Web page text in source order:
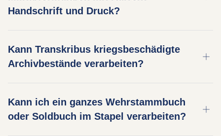
Handschrift und Druck?
vorgedruckten Formularfeldern und Kurrent-
Handschrift, die deutsche und österreichische
über 95 % Zeichengenauigkeit. Beschädigte oder
stark verblasste Unterlagen haben möglicherweise
Kann Transkribus kriegsbeschädigte
Archivbestände verarbeiten?
Dokumente verarbeiten, einschließlich solcher mit
Brand-, Wasser- und Lagerschäden aus deutschen
Kann ich ein ganzes Wehrstammbuch
oder Soldbuch im Stapel verarbeiten?